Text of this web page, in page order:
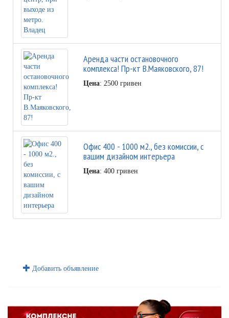
Аренда части остановочного
комплекса! Пр-кт В.Маяковского, 87!
Цена: 2500 гривен
Офис 400 - 1000 м2., без комиссии, с
вашим дизайном интерьера
Цена: 400 гривен
Добавить объявление